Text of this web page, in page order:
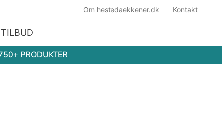
Om hestedaekkener.dk Kontakt
TILBUD
PRODUKTER